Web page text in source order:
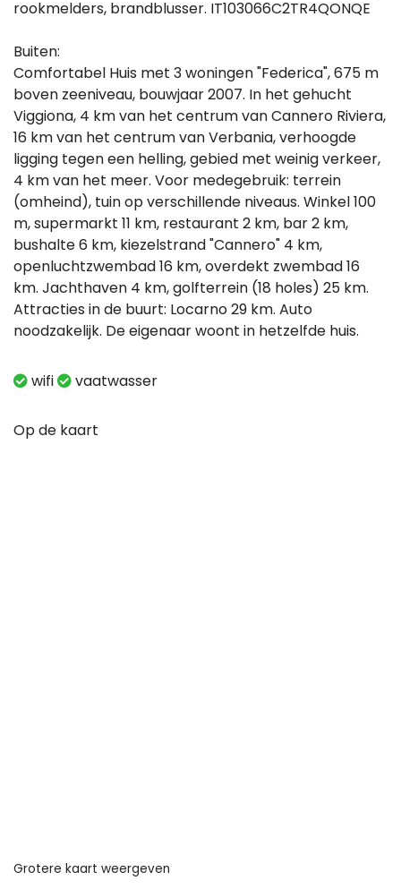
rookmelders, brandblusser. IT103066C2TR4QONQE
Buiten:
Comfortabel Huis met 3 woningen "Federica", 675 m
boven zeeniveau, bouwjaar 2007. In het gehucht
Viggiona, 4 km van het centrum van Cannero Riviera,
16 km van het centrum van Verbania, verhoogde
ligging tegen een helling, gebied met weinig verkeer,
4 km van het meer. Voor medegebruik: terrein
(omheind), tuin op verschillende niveaus. Winkel 100
m, supermarkt 11 km, restaurant 2 km, bar 2 km,
bushalte 6 km, kiezelstrand "Cannero" 4 km,
openluchtzwembad 16 km, overdekt zwembad 16
km. Jachthaven 4 km, golfterrein (18 holes) 25 km.
Attracties in de buurt: Locarno 29 km. Auto
noodzakelijk. De eigenaar woont in hetzelfde huis.
wifi vaatwasser
Op de kaart
Grotere kaart weergeven